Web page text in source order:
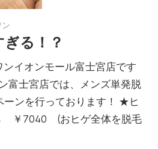
る！？
イオンモール富士宮店です
士宮店では、メンズ単発脱
ーンを行っております！ ★ヒ
7040 (おヒゲ全体を脱毛